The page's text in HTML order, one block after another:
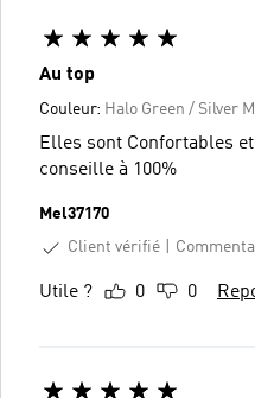
Au top
Couleur: Halo Green / Silver
Elles sont Confortables et de
conseille à 100%
Mel37170
Client vérifié
Utile ? 0 0